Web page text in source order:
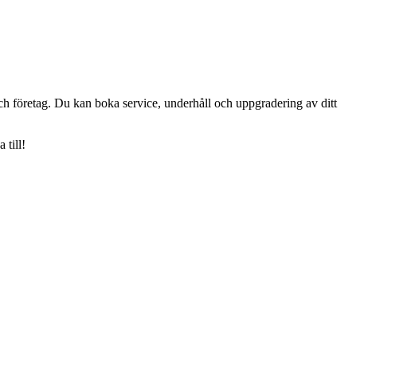
företag. Du kan boka service, underhåll och uppgradering av ditt
till!